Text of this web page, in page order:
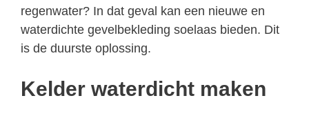
regenwater? In dat geval kan een nieuwe en
waterdichte gevelbekleding soelaas bieden. Dit
is de duurste oplossing.
Kelder waterdicht maken